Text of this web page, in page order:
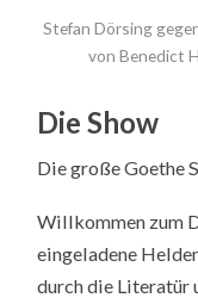
Stefan Dörsing
von Benedict
Die Show
Die große Goethe
Willkommen zum
eingeladene
durch die Literatür